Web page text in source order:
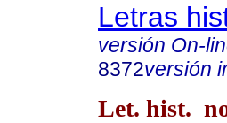
Letras
versión On-
8372versión
Let. hist.